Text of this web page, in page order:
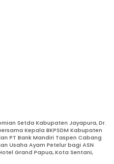
Setda Kabupaten Jayapura, Dr.
Kepala BKPSDM Kabupaten
PT Bank Mandiri Taspen Cabang
Usaha Ayam Petelur bagi ASN
Grand Papua, Kota Sentani,